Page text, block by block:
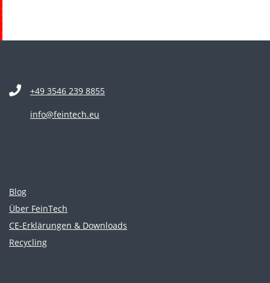
+49 3546 239 8855
info@feintech.eu
Blog
Über FeinTech
CE-Erklärungen & Downloads
Recycling